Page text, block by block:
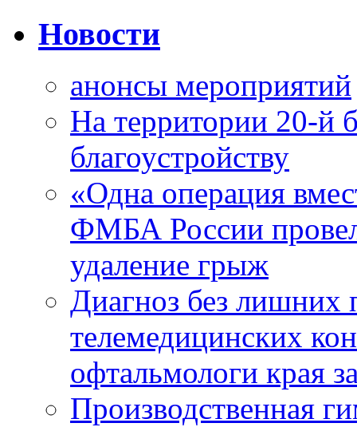
Новости
анонсы мероприятий
На территории 20-й
благоустройству
«Одна операция
ФМБА России
удаление грыж
Диагноз без лишних
телемедицинских
офтальмологи края
Производственная